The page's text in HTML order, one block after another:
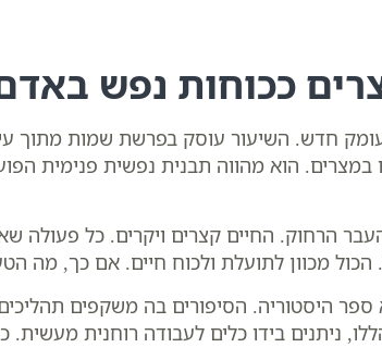
ככוחות נפש
חדש. השיעור עוסק בפרשת שמות מתוך
במצרים. הוא מהווה תבנית נפשית פנימית
הרחוק. החיים קצרים ויקרים. כל פעולה
מכוון לתועלת ולכוח חיים. אם כך, מה
היסטוריה. הסיפורים בה משקפים
בידו כלים לעבודה רוחנית מעשית.